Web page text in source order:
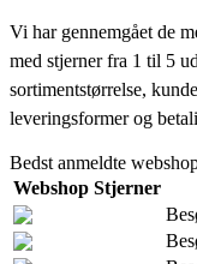
Vi har gennemgået de
med stjerner fra 1 til 5
sortimentstørrelse,
leveringsformer og
Bedst anmeldte
Webshop Stjerner